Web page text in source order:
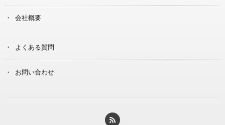
会社概要
よくある質問
お問い合わせ